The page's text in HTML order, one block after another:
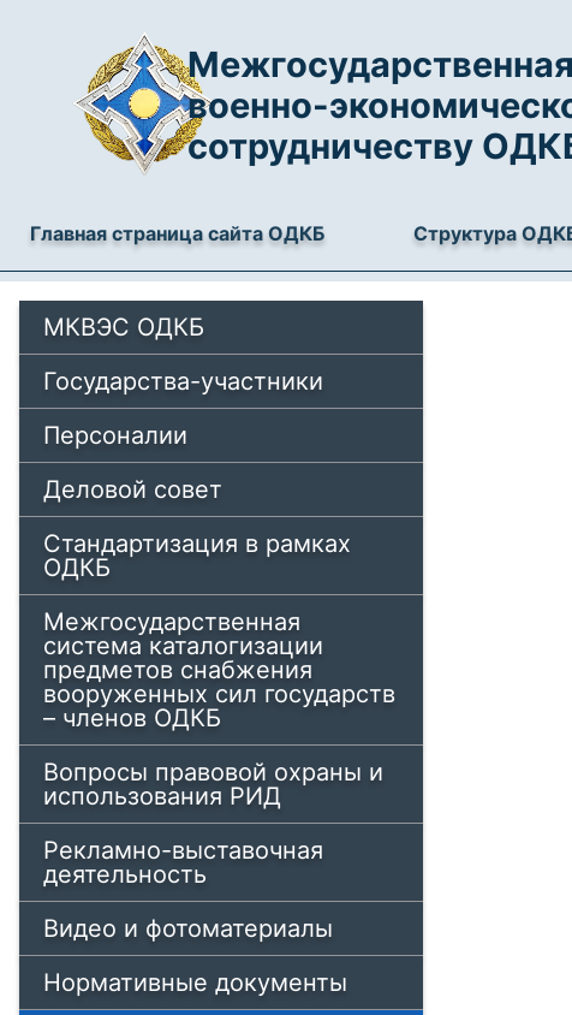
военно-
сотрудничеству
Главная страница сайта ОДКБ Структура
МКВЭС ОДКБ
Государства-участники
Персоналии
Деловой совет
Стандартизация в рамках
ОДКБ
Межгосударственная
система каталогизации
предметов снабжения
вооруженных сил государств
– членов ОДКБ
Вопросы правовой охраны и
использования РИД
Рекламно-выставочная
деятельность
Видео и фотоматериалы
Нормативные документы